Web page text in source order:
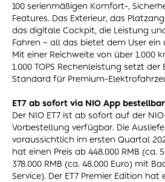
100 serienmäßigen Komfort-,
Features. Das Exterieur, das
das digitale Cockpit, die Leistung
Fahren – all das bietet dem User ein
Mit einer Reichweite von über 1.000
1.000 TOPS Rechenleistung setzt der
Standard für Premium-
ET7 ab sofort via NIO App bestellbar
Der NIO ET7 ist ab sofort auf der
Vorbestellung verfügbar. Die
voraussichtlich im ersten Quartal
hat einen Preis ab 448.000 RMB (ca.
378.000 RMB (ca. 48.000 Euro) mit
Service). Der ET7 Premier Edition hat